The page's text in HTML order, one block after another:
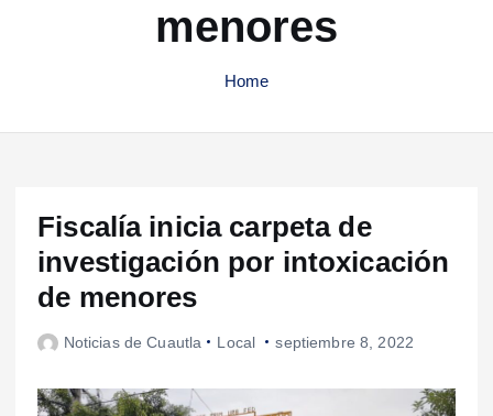
menores
Home
Fiscalía inicia carpeta de
investigación por intoxicación
de menores
Noticias de Cuautla Local septiembre 8, 2022